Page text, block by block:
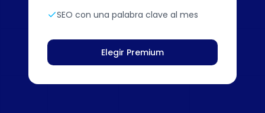
SEO con una palabra clave al mes
Elegir Premium